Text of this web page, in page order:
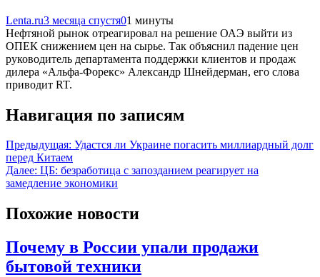
Lenta.ru3 месяца спустя01 минуты
Нефтяной рынок отреагировал на решение ОАЭ выйти из
ОПЕК снижением цен на сырье. Так объяснил падение цен
руководитель департамента поддержки клиентов и продаж
дилера «Альфа-Форекс» Александр Шнейдерман, его слова
приводит RT.
Навигация по записям
Предыдущая: Удастся ли Украине погасить миллиардный долг
перед Китаем
Далее: ЦБ: безработица с запозданием реагирует на
замедление экономики
Похожие новости
Почему в России упали продажи
бытовой техники